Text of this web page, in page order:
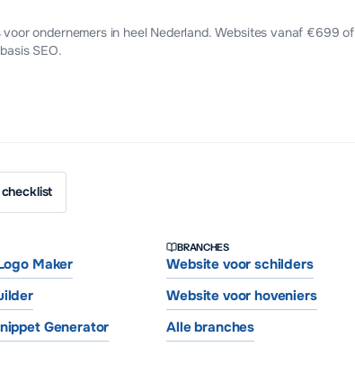
ondernemers in heel Nederland. Websites vanaf €699 of
SEO.
checklist
Maker
Generator
BRANCHES
Website voor schilders
Website voor hoveniers
Alle branches